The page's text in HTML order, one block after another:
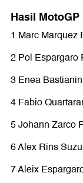
Hasil
1 Marc
2 Pol Espargaro
3 Enea
4 Fabio
5 Johann Zarco
6 Alex Rins
7 Aleix